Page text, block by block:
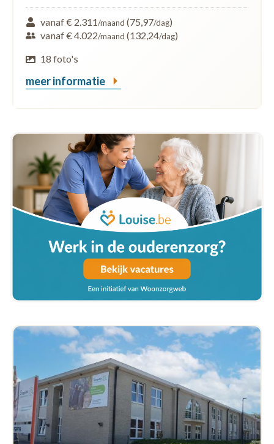
vanaf € 2.311/maand (75,97/dag)
vanaf € 4.022/maand (132,24/dag)
18 foto's
meer informatie